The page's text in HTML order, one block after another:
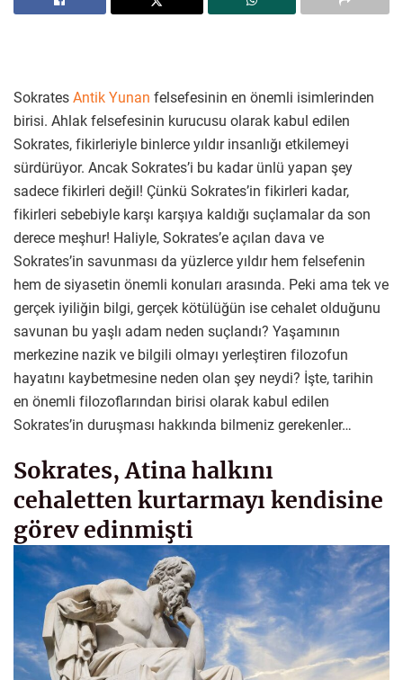
Sokrates Antik Yunan felsefesinin en önemli isimlerinden
birisi. Ahlak felsefesinin kurucusu olarak kabul edilen
Sokrates, fikirleriyle binlerce yıldır insanlığı etkilemeyi
sürdürüyor. Ancak Sokrates’i bu kadar ünlü yapan şey
sadece fikirleri değil! Çünkü Sokrates’in fikirleri kadar,
fikirleri sebebiyle karşı karşıya kaldığı suçlamalar da son
derece meşhur! Haliyle, Sokrates’e açılan dava ve
Sokrates’in savunması da yüzlerce yıldır hem felsefenin
hem de siyasetin önemli konuları arasında. Peki ama tek ve
gerçek iyiliğin bilgi, gerçek kötülüğün ise cehalet olduğunu
savunan bu yaşlı adam neden suçlandı? Yaşamının
merkezine nazik ve bilgili olmayı yerleştiren filozofun
hayatını kaybetmesine neden olan şey neydi? İşte, tarihin
en önemli filozoflarından birisi olarak kabul edilen
Sokrates’in duruşması hakkında bilmeniz gerekenler…
Sokrates, Atina halkını
cehaletten kurtarmayı kendisine
görev edinmişti